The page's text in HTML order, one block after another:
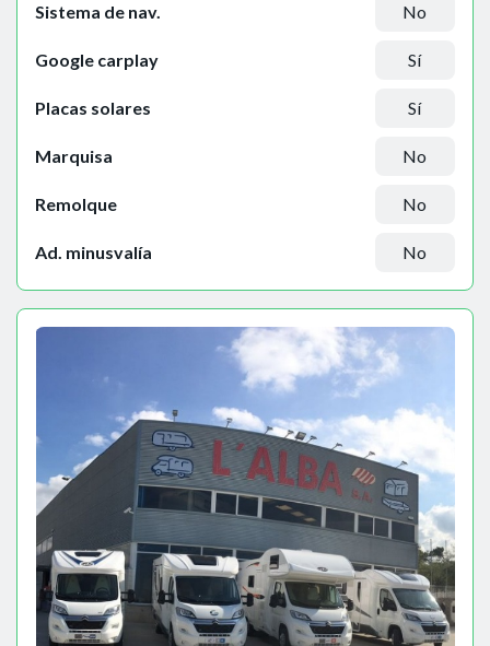
Sistema de nav. No
Google carplay Sí
Placas solares Sí
Marquisa No
Remolque No
Ad. minusvalía No